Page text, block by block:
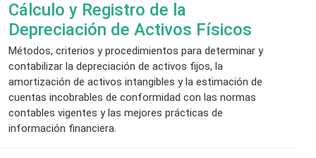
Cálculo y Registro de la
Depreciación de Activos Físicos
Métodos, criterios y procedimientos para determinar y
contabilizar la depreciación de activos fijos, la
amortización de activos intangibles y la estimación de
cuentas incobrables de conformidad con las normas
contables vigentes y las mejores prácticas de
información financiera.